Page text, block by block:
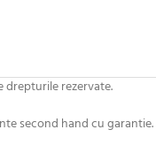
drepturile rezervate.
second hand cu garantie.